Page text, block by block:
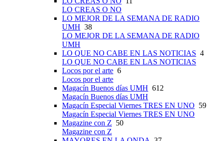
LO CREAS O NO
LO MEJOR DE LA SEMANA DE RADIO
UMH 38
LO MEJOR DE LA SEMANA DE RADIO
UMH
LO QUE NO CABE EN LAS NOTICIAS 4
LO QUE NO CABE EN LAS NOTICIAS
Locos por el arte 6
Locos por el arte
Magacín Buenos días UMH 612
Magacín Buenos días UMH
Magacín Especial Viernes TRES EN UNO 59
Magacín Especial Viernes TRES EN UNO
Magazine con Z 50
Magazine con Z